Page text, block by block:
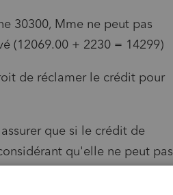
30300, Mme ne peut pas
(12069.00 + 2230 = 14299)
de réclamer le crédit pour
que si le crédit de
qu'elle ne peut pas
élevé de son conjoint.